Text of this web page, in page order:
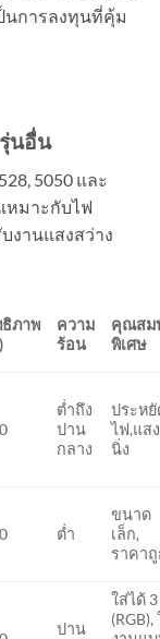
นการลงทุนที่คุ้ม
นอื่น
5050 และ
หมาะกับไฟ
งานแสงสว่าง
ภาพ
ความ
ร้อน
คุณสม
พิเศษ
ต่ำถึง
ปาน
กลาง
ประห
ไฟ,แสง
นิ่ง
ต่ำ
ขนาด
เล็ก,
ราคา
ปาน
ใส่ได้
(RGB),